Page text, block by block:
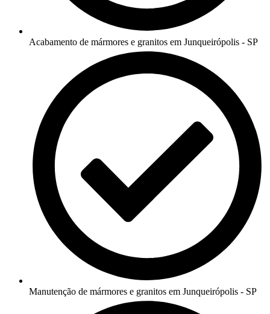
Acabamento de mármores e granitos em Junqueirópolis - SP
Manutenção de mármores e granitos em Junqueirópolis - SP